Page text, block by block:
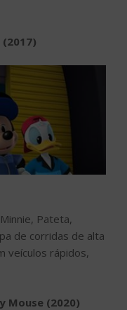
Pateta,
de corridas de alta
veículos rápidos,
Mouse (2020)